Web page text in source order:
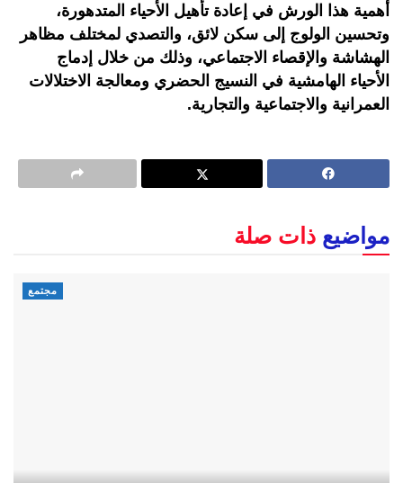
أهمية هذا الورش في إعادة تأهيل الأحياء المتدهورة،
وتحسين الولوج إلى سكن لائق، والتصدي لمختلف مظاهر
الهشاشة والإقصاء الاجتماعي، وذلك من خلال إدماج
الأحياء الهامشية في النسيج الحضري ومعالجة الاختلالات
العمرانية والاجتماعية والتجارية.
مواضيع ذات صلة
مجتمع